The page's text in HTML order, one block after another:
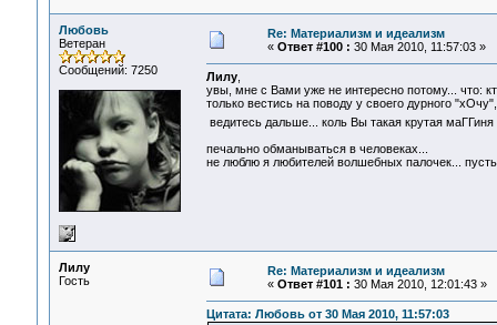
Любовь
Ветеран
Сообщений: 7250
Re: Материализм и идеализм
« Ответ #100 : 30 Мая 2010, 11:57:03 »
Лилу,
увы, мне с Вами уже не интересно потому... что:
только вестись на поводу у своего дурного
ведитесь дальше... коль Вы такая крутая маГГиня
печально обманываться в человеках...
не люблю я любителей волшебных палочек...
Лилу
Гость
Re: Материализм и идеализм
« Ответ #101 : 30 Мая 2010, 12:01:43 »
Цитата: Любовь от 30 Мая 2010, 11:57:03